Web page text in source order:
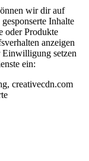
wir dir auf
Inhalte
oder Produkte
anzeigen
Einwilligung setzen
ein:
creativecdn.com